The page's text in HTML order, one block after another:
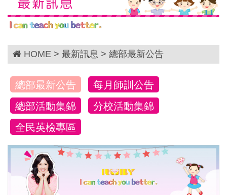
HOME > 最新訊息 > 總部最新公告
總部最新公告
每月師訓公告
總部活動集錦
分校活動集錦
全民英檢專區